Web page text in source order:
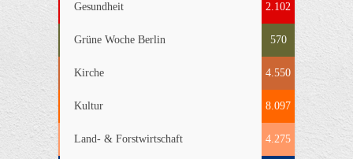
Gesundheit 2.102
Grüne Woche Berlin 570
Kirche 4.550
Kultur 8.097
Land- & Forstwirtschaft 4.275